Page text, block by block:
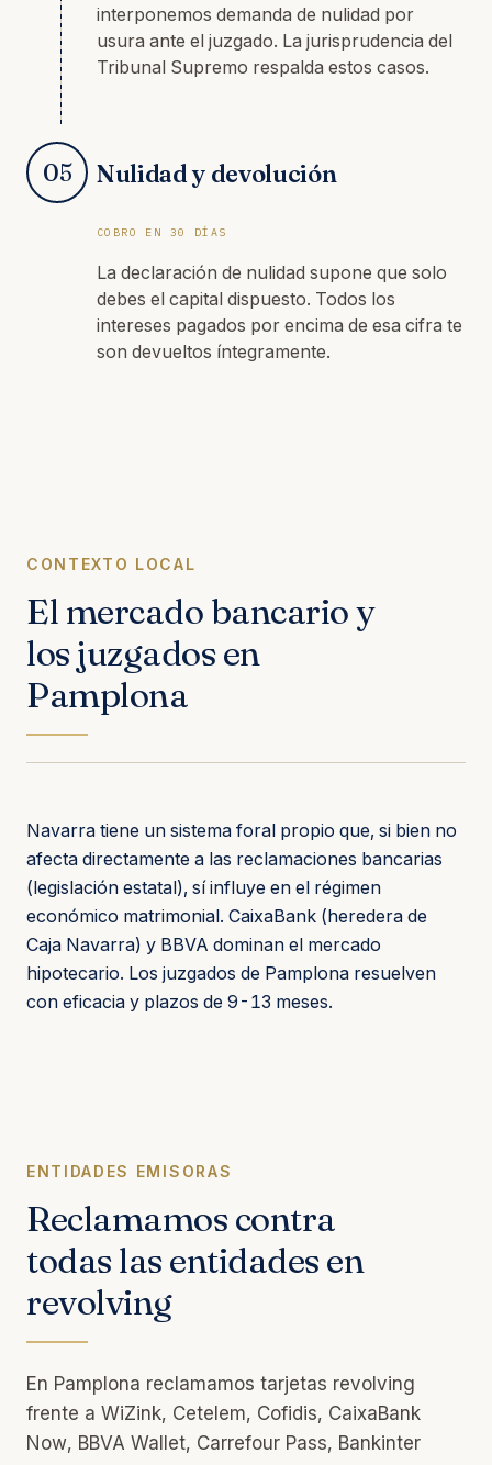
interponemos demanda de nulidad por
usura ante el juzgado. La jurisprudencia del
Tribunal Supremo respalda estos casos.
05 Nulidad y devolución
COBRO EN 30 DÍAS
La declaración de nulidad supone que solo
debes el capital dispuesto. Todos los
intereses pagados por encima de esa cifra te
son devueltos íntegramente.
CONTEXTO LOCAL
El mercado bancario y
los juzgados en
Pamplona
Navarra tiene un sistema foral propio que, si bien no
afecta directamente a las reclamaciones bancarias
(legislación estatal), sí influye en el régimen
económico matrimonial. CaixaBank (heredera de
Caja Navarra) y BBVA dominan el mercado
hipotecario. Los juzgados de Pamplona resuelven
con eficacia y plazos de 9-13 meses.
ENTIDADES EMISORAS
Reclamamos contra
todas las entidades en
revolving
En Pamplona reclamamos tarjetas revolving
frente a WiZink, Cetelem, Cofidis, CaixaBank
Now, BBVA Wallet, Carrefour Pass, Bankinter